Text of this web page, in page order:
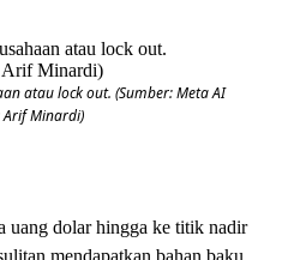
atau lock out. (Sumber: Meta AI
Arif Minardi)
uang dolar hingga ke titik nadir
mendapatkan bahan baku